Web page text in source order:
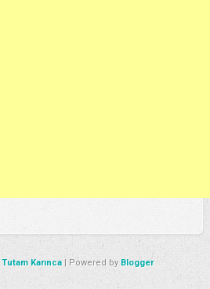
Tutam Karınca | Powered by Blogger